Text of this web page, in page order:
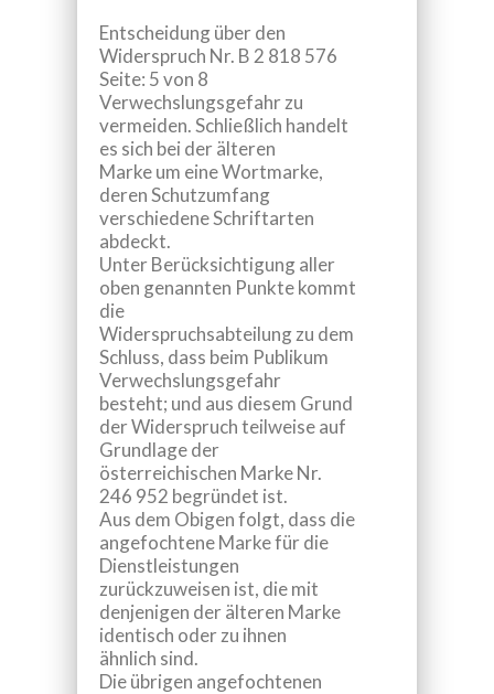
Entscheidung über den
Widerspruch Nr. B 2 818 576
Seite: 5 von 8
Verwechslungsgefahr zu
vermeiden. Schließlich handelt
es sich bei der älteren
Marke um eine Wortmarke,
deren Schutzumfang
verschiedene Schriftarten
abdeckt.
Unter Berücksichtigung aller
oben genannten Punkte kommt
die
Widerspruchsabteilung zu dem
Schluss, dass beim Publikum
Verwechslungsgefahr
besteht; und aus diesem Grund
der Widerspruch teilweise auf
Grundlage der
österreichischen Marke Nr.
246 952 begründet ist.
Aus dem Obigen folgt, dass die
angefochtene Marke für die
Dienstleistungen
zurückzuweisen ist, die mit
denjenigen der älteren Marke
identisch oder zu ihnen
ähnlich sind.
Die übrigen angefochtenen